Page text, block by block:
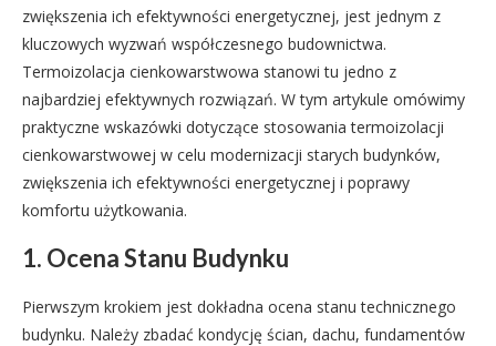
zwiększenia ich efektywności energetycznej, jest jednym z
kluczowych wyzwań współczesnego budownictwa.
Termoizolacja cienkowarstwowa stanowi tu jedno z
najbardziej efektywnych rozwiązań. W tym artykule omówimy
praktyczne wskazówki dotyczące stosowania termoizolacji
cienkowarstwowej w celu modernizacji starych budynków,
zwiększenia ich efektywności energetycznej i poprawy
komfortu użytkowania.
1. Ocena Stanu Budynku
Pierwszym krokiem jest dokładna ocena stanu technicznego
budynku. Należy zbadać kondycję ścian, dachu, fundamentów